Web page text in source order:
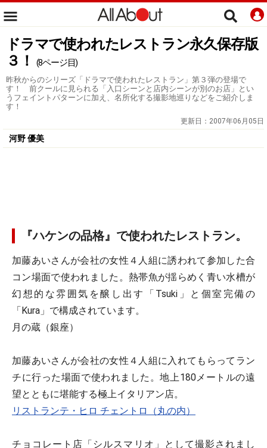
ドラマで使われたレストラン永久保存版
３！
(8ページ目)
昨秋からのシリーズ「ドラマで使われたレストラン」第３弾の登場で
す！ 前クールに見られる「入口シーンと店内シーンが別のお店」とい
うフェイントパターンに加え、名所化する撮影地巡りなどをご紹介しま
す！
更新日： 2007年06月05日
河野 優美
『ハケンの品格』で使われたレストラン。
加藤あいさんが会社の女性４人組に誘われて参加した合
コン場面で使われました。熱帯魚が揺らめく青い水槽が
幻想的な雰囲気を醸し出す「Tsuki」と個室完備の
「Kura」で構成されています。
月の蔵（銀座）
加藤あいさんが会社の女性４人組に入れてもらってラン
チに行った場面で使われました。地上180メートルの遠
望とともに堪能する極上イタリアン店。
リストランテ・ヒロ チェントロ（丸の内）
チョコレート店「シルスマリオ」として撮影されまし